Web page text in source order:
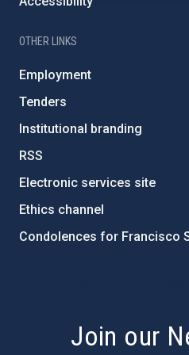
OTHER LINKS
Employment
Tenders
Institutional branding
RSS
Electronic services site
Ethics channel
Condolences for Francisco
Join our